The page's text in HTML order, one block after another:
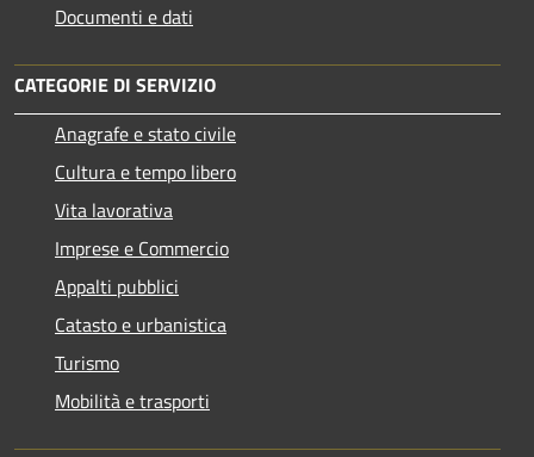
Documenti e dati
CATEGORIE DI SERVIZIO
Anagrafe e stato civile
Cultura e tempo libero
Vita lavorativa
Imprese e Commercio
Appalti pubblici
Catasto e urbanistica
Turismo
Mobilità e trasporti